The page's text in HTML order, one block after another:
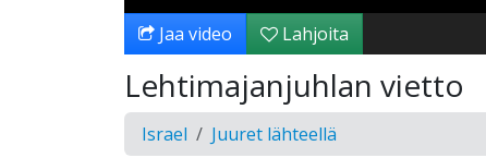
Jaa video Lahjoita
Lehtimajanjuhlan vietto
Israel Juuret lähteellä